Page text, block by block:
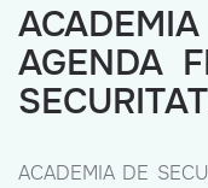
AGENDA
ACADEMIA DE